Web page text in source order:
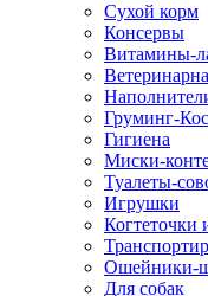
Сухой корм
Консервы
Витамины-
Груминг-
Гигиена
Миски-
Туалеты-
Игрушки
Когтеточки
Ошейники-
Для собак